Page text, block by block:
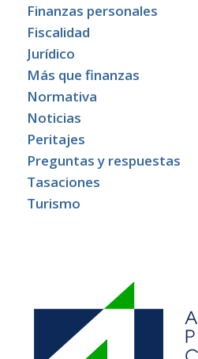
Finanzas personales
Fiscalidad
Jurídico
Más que finanzas
Normativa
Noticias
Peritajes
Preguntas y respuestas
Tasaciones
Turismo